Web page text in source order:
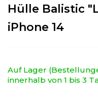
Hülle Balistic
iPhone 14
Auf Lager
innerhalb von 1 bis 3